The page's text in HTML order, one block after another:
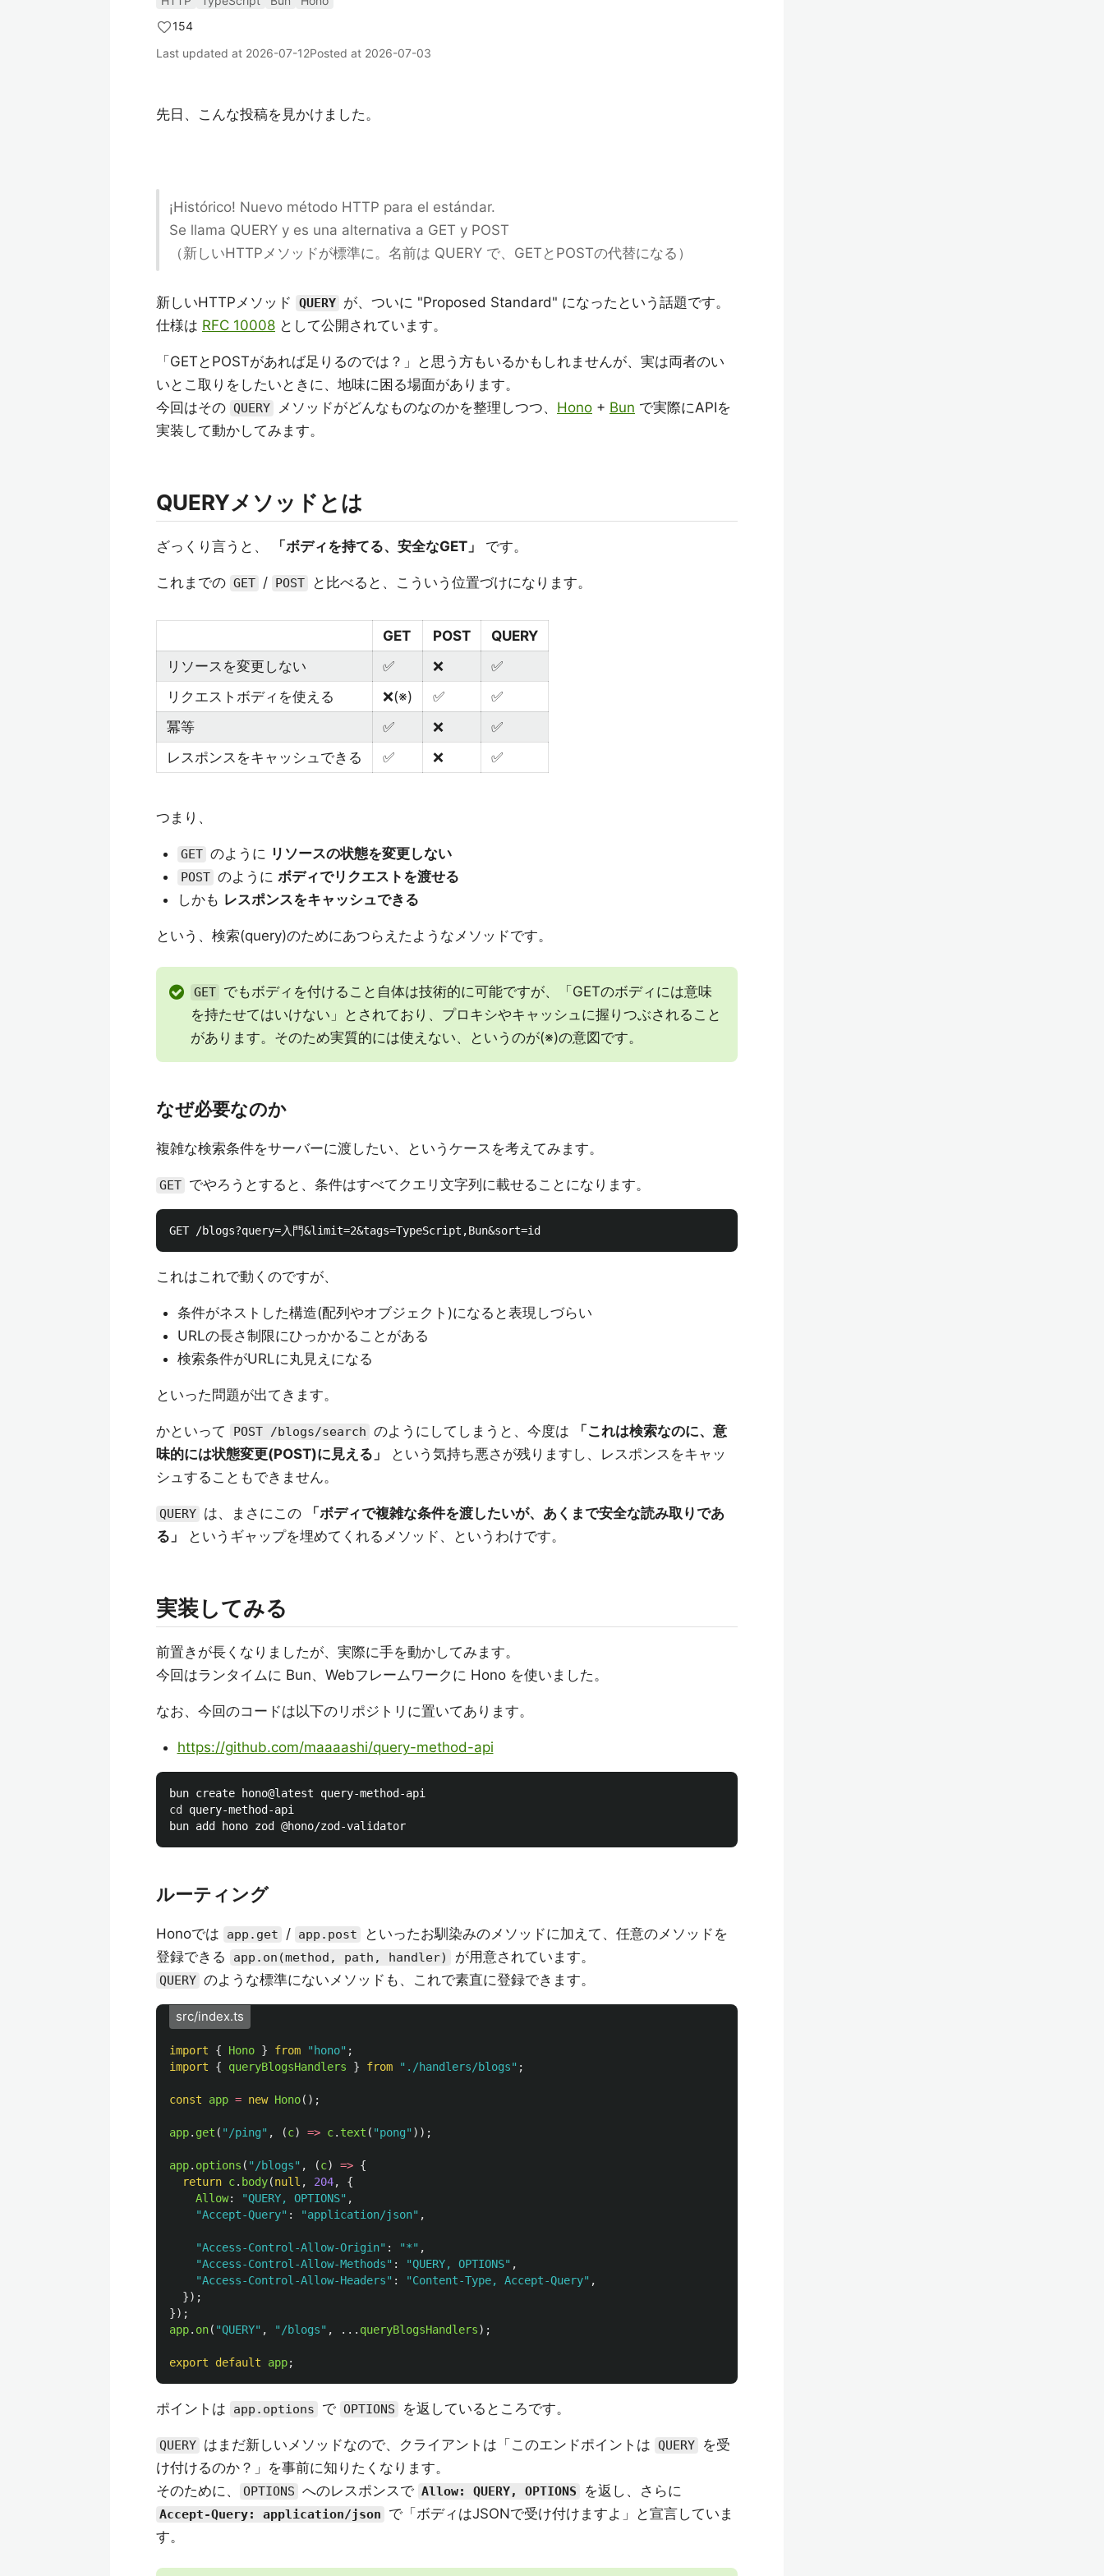
154
Last updated at 2026-07-12Posted at 2026-07-03
先日、こんな投稿を見かけました。
¡Histórico! Nuevo método HTTP para el estándar.
Se llama QUERY y es una alternativa a GET y POST
（新しいHTTPメソッドが標準に。名前は QUERY で、GETとPOSTの代替になる）
新しいHTTPメソッド QUERY が、ついに "Proposed Standard" になったという話題です。
仕様は RFC 10008 として公開されています。
「GETとPOSTがあれば足りるのでは？」と思う方もいるかもしれませんが、実は両者のい
いとこ取りをしたいときに、地味に困る場面があります。
今回はその QUERY メソッドがどんなものなのかを整理しつつ、 Hono + Bun で実際にAPIを
実装して動かしてみます。
QUERYメソッドとは
ざっくり言うと、 「ボディを持てる、安全なGET」 です。
これまでの GET / POST と比べると、こういう位置づけになります。
GET POST
QUERY
リソースを変更しない
✅ ❌
✅
リクエストボディを使える
❌(※) ✅
✅
冪等
✅ ❌
✅
レスポンスをキャッシュできる
✅ ❌ ✅
つまり、
GET のように リソースの状態を変更しない
POST のように ボディでリクエストを渡せる
しかも レスポンスをキャッシュできる
という、検索(query)のためにあつらえたようなメソッドです。
GET でもボディを付けること自体は技術的に可能ですが、「GETのボディには意味
を持たせてはいけない」とされており、プロキシやキャッシュに握りつぶされること
があります。そのため実質的には使えない、というのが(※)の意図です。
なぜ必要なのか
複雑な検索条件をサーバーに渡したい、というケースを考えてみます。
GET でやろうとすると、条件はすべてクエリ文字列に載せることになります。
これはこれで動くのですが、
条件がネストした構造(配列やオブジェクト)になると表現しづらい
URLの長さ制限にひっかかることがある
検索条件がURLに丸見えになる
といった問題が出てきます。
かといって POST /blogs/search のようにしてしまうと、今度は
「これは検索なのに、意
味的には状態変更(POST)に見える」
という気持ち悪さが残りますし、レスポンスをキャッ
シュすることもできません。
QUERY は、まさにこの
「ボディで複雑な条件を渡したいが、あくまで安全な読み取りであ
る」
というギャップを埋めてくれるメソッド、というわけです。
実装してみる
前置きが長くなりましたが、実際に手を動かしてみます。
今回はランタイムに Bun、Webフレームワークに Hono を使いました。
なお、今回のコードは以下のリポジトリに置いてあります。
https://github.com/maaaashi/query-method-api
cd query-method-api
ルーティング
Honoでは app.get / app.post
といったお馴染みのメソッドに加えて、任意のメソッドを
登録できる
app.on(method, path, handler) が用意されています。
QUERY のような標準にないメソッドも、これで素直に登録できます。
src/index.ts
import { Hono } from " hono" ;
import
{ queryBlogsHandlers } from " ./handlers/blogs" ;
const app = new Hono();
app. get ( " /ping" , (c) => c. text ( "pong" ));
app. options ( " /blogs" , (c) => {
return c. body(null , 204,
{
Allow: "QUERY, OPTIONS" ,
"Accept-Query" : "application/json" ,
"Access-Control-Allow-Origin" : "*" ,
"Access-Control-Allow-Methods" : "QUERY, OPTIONS" ,
"Access-Control-Allow-Headers" : "Content-Type, Accept-Query" ,
});
});
app. on( "QUERY" , " /blogs" , ... queryBlogsHandlers);
export default app;
ポイントは app.options で OPTIONS を返しているところです。
QUERY はまだ新しいメソッドなので、クライアントは「このエンドポイントは QUERY
を受
け付けるのか？」を事前に知りたくなります。
そのために、
OPTIONS へのレスポンスで Allow: QUERY, OPTIONS を返し、さらに
Accept-Query: application/json
で「ボディはJSONで受け付けますよ」と宣言していま
す。